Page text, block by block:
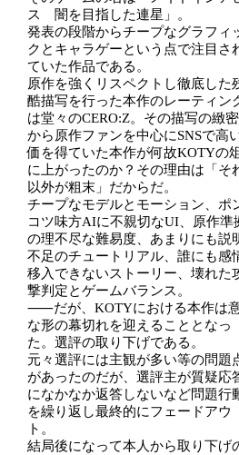
ス 闇を目指した連星」。
発表の段階からチープなグラフィ
クとキャラゲーという点で注目さ
ていた作品である。
原作を強くリスペクトし徹底した
酷描写を行った本作のレーティン
は堂々のCERO:Z。その描写の緻
から原作ファンを中心にSNSで高
価を得ていた本作が何故KOTYの
に上がったのか？その理由は「そ
以外が粗末」だからだ。
チープなモデルとモーション、ポ
コツ味方AIに不親切なUI、原作準
の理不尽な難易度、あまりにも説
不足のチュートリアル、誰にも感
移入できないストーリー、壊れた
撃判定とゲームバランス。
⸺だが、KOTYにおける本作は
な形の幕切れを迎えることとなっ
た。選評の取り下げである。
元々選評には主観が多い等の問題
があったのだが、選評主が質疑応
になかなか返答しないなど問題行
を繰り返し最終的にフェードアウ
ト。
結局後になって本人から取り下げ